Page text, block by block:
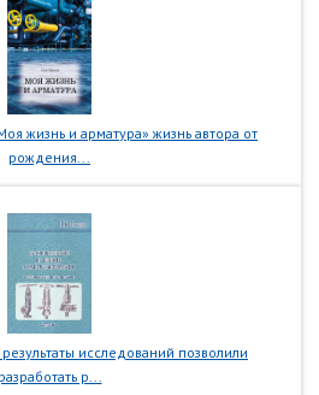
жизнь и арматура» жизнь автора от
рождения...
исследований позволили
разработать р...